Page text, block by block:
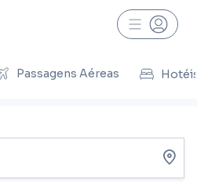
Passagens Aéreas